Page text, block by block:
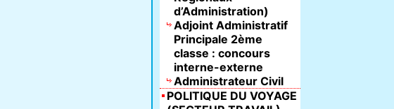
d’Administration)
Adjoint Administratif
Principale 2ème
classe : concours
interne-externe
Administrateur Civil
POLITIQUE DU VOYAGE